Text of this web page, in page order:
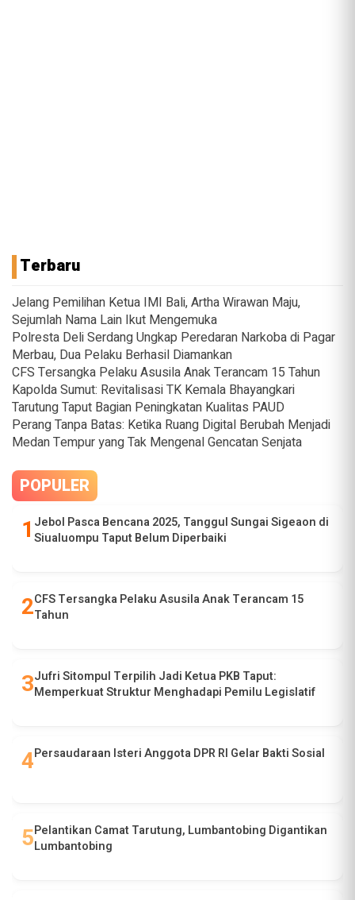
Terbaru
Jelang Pemilihan Ketua IMI Bali, Artha Wirawan Maju,
Sejumlah Nama Lain Ikut Mengemuka
Polresta Deli Serdang Ungkap Peredaran Narkoba di Pagar
Merbau, Dua Pelaku Berhasil Diamankan
CFS Tersangka Pelaku Asusila Anak Terancam 15 Tahun
Kapolda Sumut: Revitalisasi TK Kemala Bhayangkari
Tarutung Taput Bagian Peningkatan Kualitas PAUD
Perang Tanpa Batas: Ketika Ruang Digital Berubah Menjadi
Medan Tempur yang Tak Mengenal Gencatan Senjata
POPULER
Jebol Pasca Bencana 2025, Tanggul Sungai Sigeaon di
Siualuompu Taput Belum Diperbaiki
CFS Tersangka Pelaku Asusila Anak Terancam 15
Tahun
Jufri Sitompul Terpilih Jadi Ketua PKB Taput:
Memperkuat Struktur Menghadapi Pemilu Legislatif
Persaudaraan Isteri Anggota DPR RI Gelar Bakti Sosial
Pelantikan Camat Tarutung, Lumbantobing Digantikan
Lumbantobing